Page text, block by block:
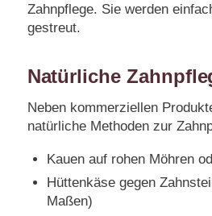
Zahnpflege. Sie werden
gestreut.
Natürliche
Neben kommerziellen
natürliche Methoden zur
Kauen auf rohen Möhren
Hüttenkäse gegen
Maßen)